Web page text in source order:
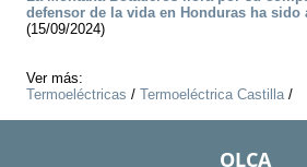
defensor de la vida en Honduras ha sido
(15/09/2024)
Ver más:
Termoeléctricas / Termoeléctrica Castilla/
OLCA